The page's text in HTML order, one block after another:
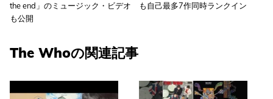
the end」のミュージック・ビデオ
も公開
も自己最多7作同時ランクイン
The Whoの関連記事